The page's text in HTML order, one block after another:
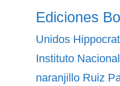
Ediciones
Unidos
Instituto
naranjillo Ruiz